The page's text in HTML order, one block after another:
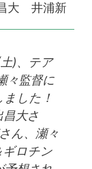
大 井浦新
)、テア
々監督に
した！
大さ
ん、瀬々
ギロチン